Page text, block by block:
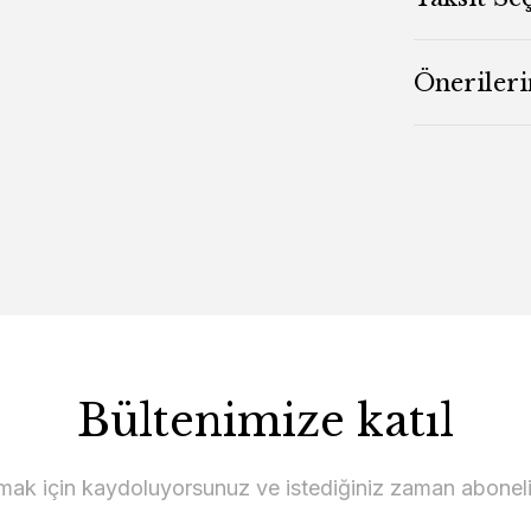
Bültenimize katıl
için kaydoluyorsunuz ve istediğiniz zaman